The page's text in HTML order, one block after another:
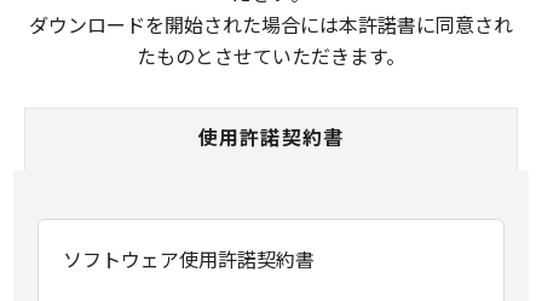
ダウンロードを開始された場合には本許諾書に同意され
たものとさせていただきます。
使用許諾契約書
ソフトウェア使用許諾契約書